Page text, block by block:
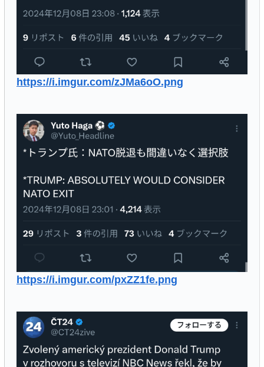
https://i.imgur.com/zJMa6oO.png
https://i.imgur.com/pxZZ1fe.png